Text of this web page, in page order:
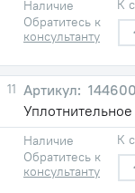
Наличие
Обратитесь к
консультанту
К
11
Наличие
Обратитесь к
консультанту
К